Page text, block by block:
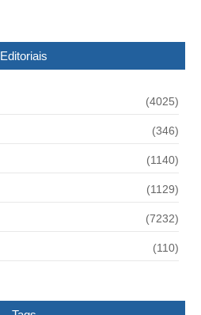
Editoriais
(4025)
(346)
(1140)
(1129)
(7232)
(110)